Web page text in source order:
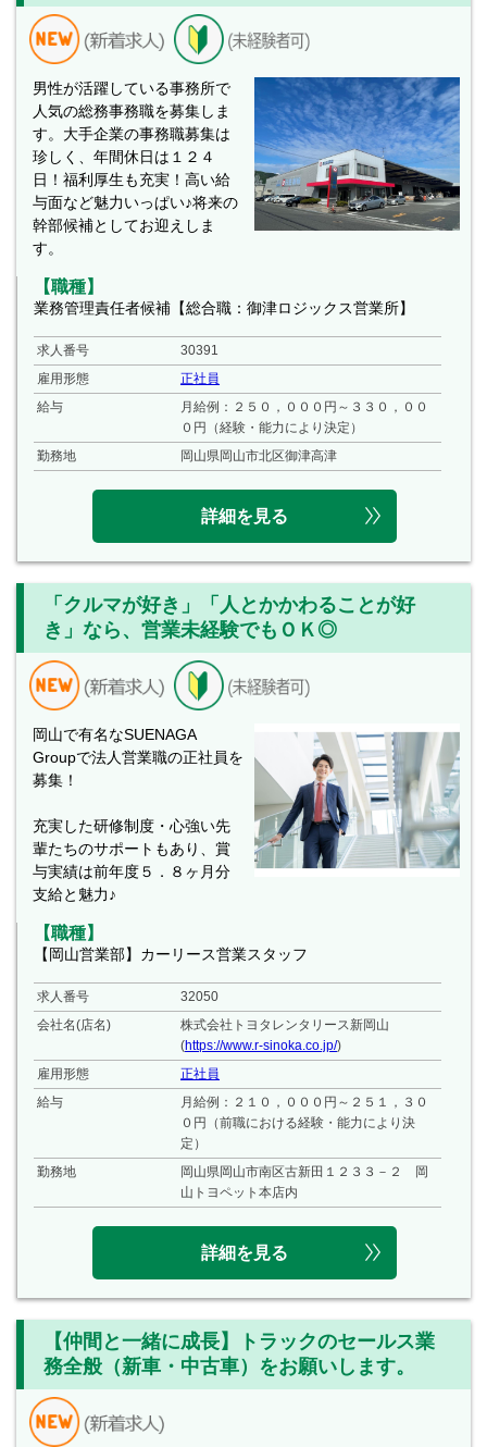
男性が活躍している事務所で
人気の総務事務職を募集しま
す。大手企業の事務職募集は
珍しく、年間休日は１２４
日！福利厚生も充実！高い給
与面など魅力いっぱい♪将来の
幹部候補としてお迎えしま
す。
【職種】
業務管理責任者候補【総合職：御津ロジックス営業所】
求人番号
30391
雇用形態
正社員
給与
月給例：２５０，０００円～３３０，００
０円（経験・能力により決定）
勤務地
岡山県岡山市北区御津高津
詳細を見る
「クルマが好き」「人とかかわることが好
き」なら、営業未経験でもＯＫ◎
岡山で有名なSUENAGA
Groupで法人営業職の正社員を
募集！
充実した研修制度・心強い先
輩たちのサポートもあり、賞
与実績は前年度５．８ヶ月分
支給と魅力♪
【職種】
【岡山営業部】カーリース営業スタッフ
求人番号
32050
会社名(店名)
株式会社トヨタレンタリース新岡山
(https://www.r-sinoka.co.jp/)
雇用形態
正社員
給与
月給例：２１０，０００円～２５１，３０
０円（前職における経験・能力により決
定）
勤務地
岡山県岡山市南区古新田１２３３－２ 岡
山トヨペット本店内
詳細を見る
【仲間と一緒に成長】トラックのセールス業
務全般（新車・中古車）をお願いします。